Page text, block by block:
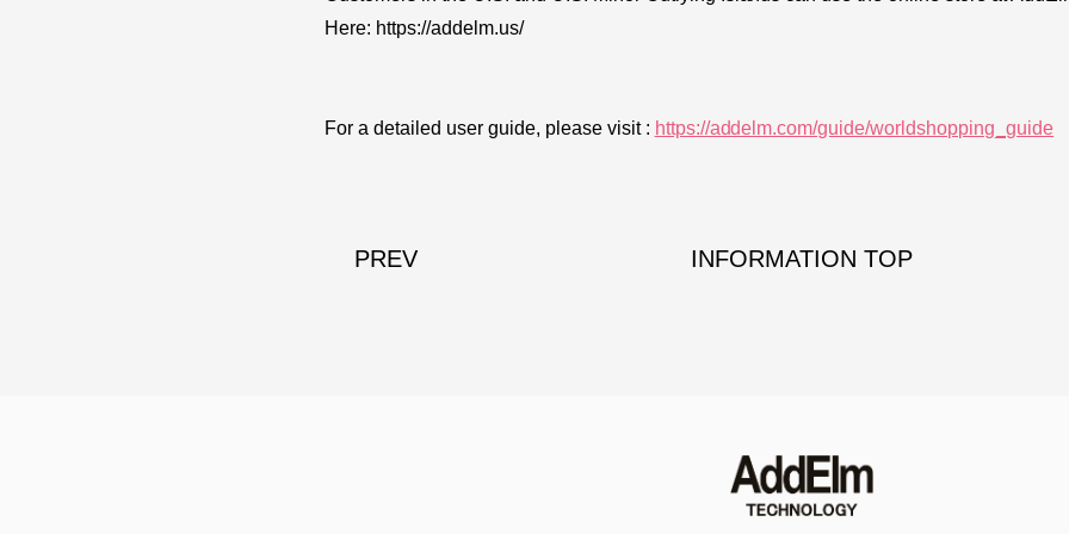
Here: https://addelm.us/
For a detailed user guide, please visit : https://addelm.com/guide/worldshopping_guide
INFORMATION TOP
PREV